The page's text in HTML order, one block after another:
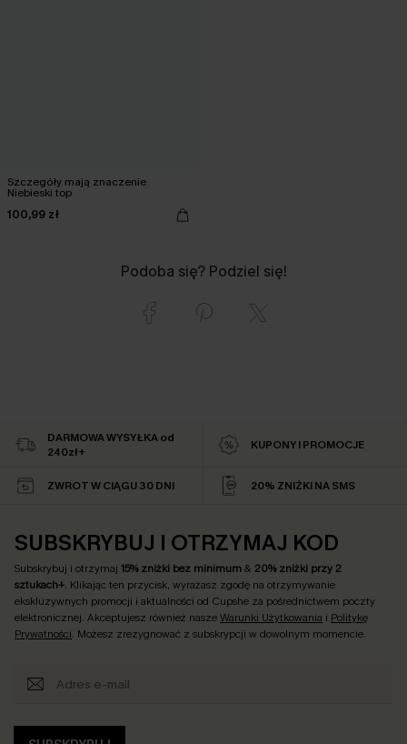
Szczegóły mają znaczenie
Niebieski top
100,99 zł
Podoba się? Podziel się!
DARMOWA WYSYŁKA od
240zł+
KUPONY I PROMOCJE
ZWROT W CIĄGU 30 DNI 20% ZNIŻKI NA SMS
SUBSKRYBUJ I OTRZYMAJ KOD
Subskrybuj i otrzymaj 15% zniżki bez minimum& 20% zniżki przy 2
sztukach+. Klikając ten przycisk, wyrażasz zgodę na otrzymywanie
ekskluzywnych promocji i aktualności od Cupshe za pośrednictwem poczty
elektronicznej. Akceptujesz również naszeWarunki Użytkowania i Politykę
Prywatności. Możesz zrezygnować z subskrypcji w dowolnym momencie.